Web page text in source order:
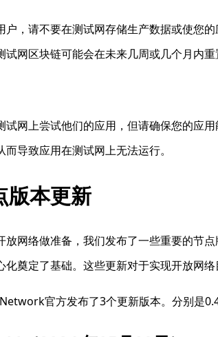
户，请不要在测试网存储生产数据或使您
试网区块链可能会在未来几周或几个月内
试网上尝试他们的应用，但请确保您的应
导致应用在测试网上无法运行。
版本更新
放网络做准备，我们发布了一些重要的节
化奠定了基础。这些更新对于实现开放网络
官方发布了3个更新版本。分别是